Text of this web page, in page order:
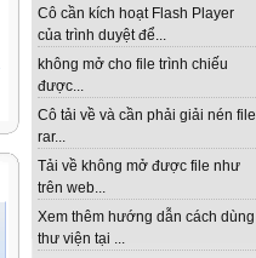
Cô cần kích hoạt Flash Player
của trình duyệt để...
không mở cho file trình chiếu
được...
Cô tải về và cần phải giải nén file
rar...
Tải về không mở được file như
trên web...
Xem thêm hướng dẫn cách dùng
thư viện tại ...